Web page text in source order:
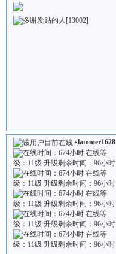
[13002]
slammer1628